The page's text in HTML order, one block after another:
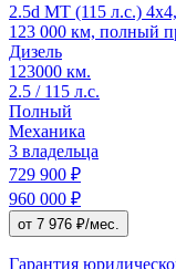
2.5d MT (115 л.с.)
123 000 км, полный
Дизель
123000 км.
2.5 / 115 л.с.
Полный
Механика
3 владельца
729 900 ₽
960 000 ₽
от 7 976 ₽/мес.
Гарантия